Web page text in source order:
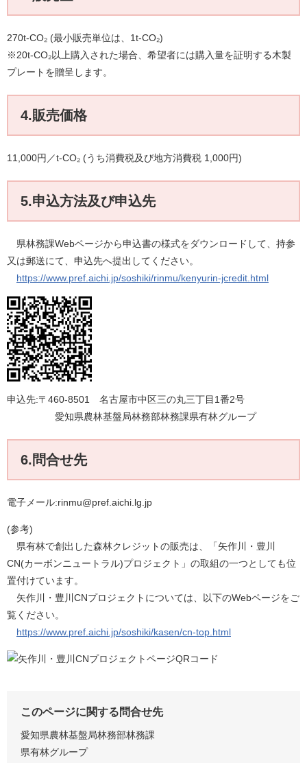
270t-CO₂ (最小販売単位は、1t-CO₂)
※20t-CO₂以上購入された場合、希望者には購入量を証明する木製
プレートを贈呈します。
4.販売価格
11,000円／t-CO₂ (うち消費税及び地方消費税 1,000円)
5.申込方法及び申込先
県林務課Webページから申込書の様式をダウンロードして、持参
又は郵送にて、申込先へ提出してください。
https://www.pref.aichi.jp/soshiki/rinmu/kenyurin-jcredit.html
申込先:〒460-8501 名古屋市中区三の丸三丁目1番2号
愛知県農林基盤局林務部林務課県有林グループ
6.問合せ先
電子メール:rinmu@pref.aichi.lg.jp
(参考)
県有林で創出した森林クレジットの販売は、「矢作川・豊川
CN(カーボンニュートラル)プロジェクト」の取組の一つとしても位
置付けています。
矢作川・豊川CNプロジェクトについては、以下のWebページをご
覧ください。
https://www.pref.aichi.jp/soshiki/kasen/cn-top.html
このページに関する問合せ先
愛知県農林基盤局林務部林務課
県有林グループ